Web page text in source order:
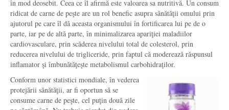
în mod deosebit. Ceea ce îl afirmă este valoarea sa nutritivă. Un consum
ridicat de carne de peşte are un rol benefic asupra sănătăţii omului prin
ajutorul pe care îl dă aceasta organismului în fortificarea lui pe de o
parte, iar pe de altă parte, în minimalizarea apariţiei maladiilor
cardiovasculare, prin scăderea nivelului total de colesterol, prin
reducerea nivelului de trigliceride, prin faptul că moderează răspunsul
inflamator şi îmbunătăţeşte metabolismul carbohidraţilor.
Conform unor statistici mondiale, în vederea
protejării sănătăţii, ar fi oportun să se
consume carne de peşte, cel puţin două zile